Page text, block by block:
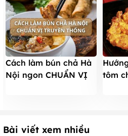
Cách làm bún chả Hà
Nội ngon CHUẨN VỊ
tôm
Bài viết xem nhiều